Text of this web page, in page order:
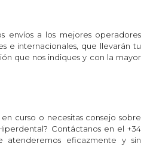
envíos a los mejores operadores
e internacionales, que llevarán tu
que nos indiques y con la mayor
curso o necesitas consejo sobre
Contáctanos en el +34
atenderemos eficazmente y sin